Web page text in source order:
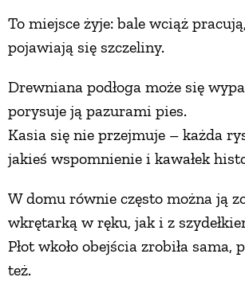
To miejsce żyje: bale wciąż
pojawiają się szczeliny.
Drewniana podłoga może się
porysuje ją pazurami pies.
Kasia się nie przejmuje – każda
jakieś wspomnienie i kawałek
W domu równie często można ją
wkrętarką w ręku, jak i z
Płot wkoło obejścia zrobiła sama,
też.